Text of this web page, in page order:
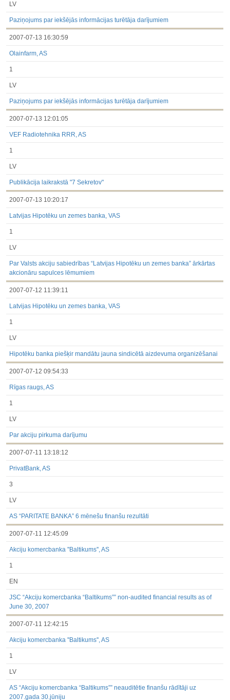
LV
Paziņojums par iekšējās informācijas turētāja darījumiem
2007-07-13 16:30:59
Olainfarm, AS
1
LV
Paziņojums par iekšējās informācijas turētāja darījumiem
2007-07-13 12:01:05
VEF Radiotehnika RRR, AS
1
LV
Publikācija laikrakstā "7 Sekretov"
2007-07-13 10:20:17
Latvijas Hipotēku un zemes banka, VAS
1
LV
Par Valsts akciju sabiedrības “Latvijas Hipotēku un zemes banka” ārkārtas
akcionāru sapulces lēmumiem
2007-07-12 11:39:11
Latvijas Hipotēku un zemes banka, VAS
1
LV
Hipotēku banka piešķir mandātu jauna sindicētā aizdevuma organizēšanai
2007-07-12 09:54:33
Rīgas raugs, AS
1
LV
Par akciju pirkuma darījumu
2007-07-11 13:18:12
PrivatBank, AS
3
LV
AS “PARITATE BANKA” 6 mēnešu finanšu rezultāti
2007-07-11 12:45:09
Akciju komercbanka ''Baltikums'', AS
1
EN
JSC “Akciju komercbanka “Baltikums”” non-audited financial results as of
June 30, 2007
2007-07-11 12:42:15
Akciju komercbanka ''Baltikums'', AS
1
LV
AS “Akciju komercbanka “Baltikums”” neauditētie finanšu rādītāji uz
2007.gada 30.jūniju